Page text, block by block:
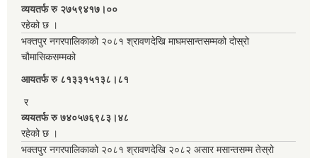
व्ययतर्फ रु २७५९४१७।००
रहेको छ ।
भक्तपुर नगरपालिकाको २०८१ श्रावणदेखि माघमसान्तसम्मको दोस्रो
चौमासिकसम्मको
आयतर्फ रु‌ ८१३३१५१३८।८१
र
व्ययतर्फ रु ७४०५७६९८३।४८
रहेको छ ।
भक्तपुर नगरपालिकाको २०८१ श्रावणदेखि २०८२ असार मसान्तसम्म तेस्रो